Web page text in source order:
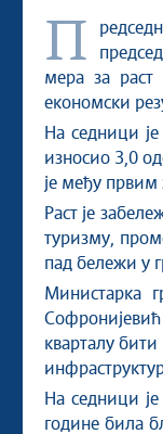
Председник Владе Републике Србије проф. др Ђуро Мацут
мера за раст
економски
На седници
износио 3,0
је међу
Раст је
туризму,
пад бележи у
Министарка
кварталу
На седници
године била